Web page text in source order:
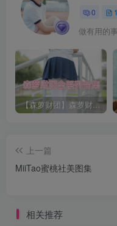
0
做有用的
【森萝财团】森萝财团系列福利原版无水印合集下载[与本站内容同步更新]
上一篇
MiiTao蜜桃社美图集
相关推荐